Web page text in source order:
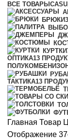
ВСЕ ТОВАРЫ
БРЮКИ
КУРТКИ
ОПТИКА13
ТАКТИКА13
Главная Товар
Отображение